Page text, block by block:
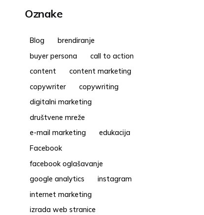
Oznake
Blog
brendiranje
buyer persona
call to action
content
content marketing
copywriter
copywriting
digitalni marketing
društvene mreže
e-mail marketing
edukacija
Facebook
facebook oglašavanje
google analytics
instagram
internet marketing
izrada web stranice